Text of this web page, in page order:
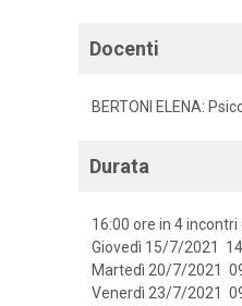
Docenti
BERTONI ELENA:
Durata
16:00 ore in 4
Giovedì 15/7/2021
Martedì 20/7/2021
Venerdì 23/7/2021